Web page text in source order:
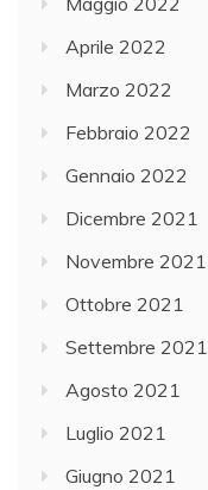
Aprile 2022
Marzo 2022
Febbraio 2022
Gennaio 2022
Dicembre 2021
Novembre 2021
Ottobre 2021
Settembre 2021
Agosto 2021
Luglio 2021
Giugno 2021